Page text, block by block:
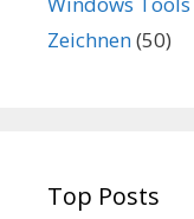
Zeichnen(50)
Top Posts